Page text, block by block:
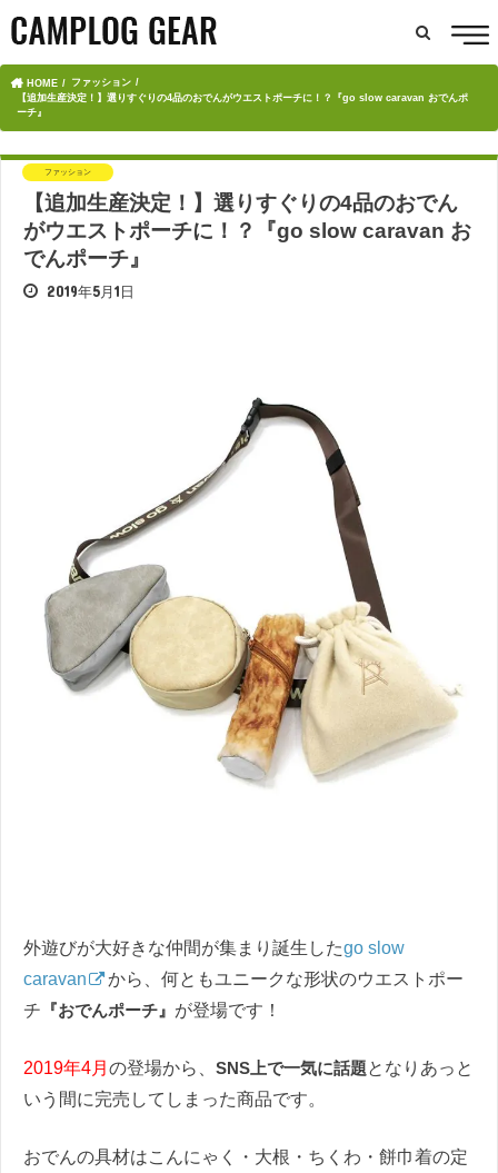
HOME
ファッション
【追加生産決定！】選りすぐりの4品のおでんがウエストポーチに！？『go slow caravan おでんポ
ーチ』
ファッション
【追加生産決定！】選りすぐりの4品のおでん
がウエストポーチに！？『go slow caravan お
でんポーチ』
2019年5月1日
外遊びが大好きな仲間が集まり誕生したgo slow
caravan
から、何ともユニークな形状のウエストポー
チ 『おでんポーチ』 が登場です！
2019年4月 の登場から、 SNS上で一気に話題となりあっと
いう間に完売してしまった商品です。
おでんの具材はこんにゃく・大根・ちくわ・餅巾着の定